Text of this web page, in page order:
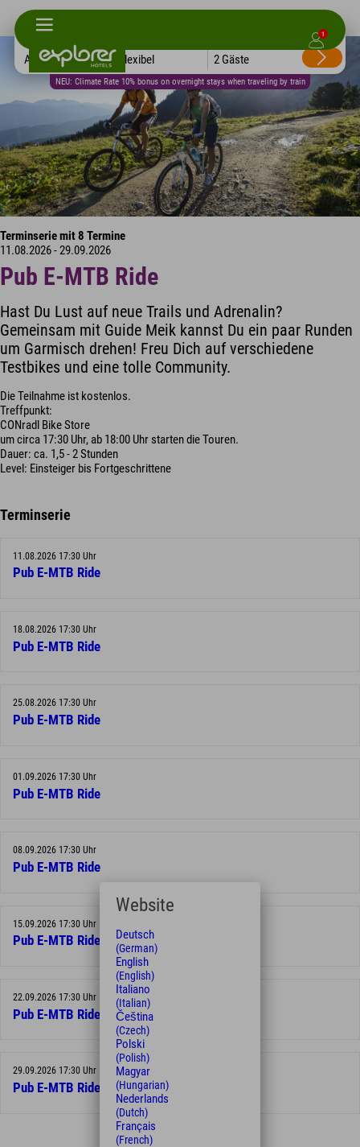
1
NEU: Climate Rate 10% bonus on overnight stays when traveling by train
Alle Hotels Flexibel 2 Gäste
Terminserie mit 8 Termine
11.08.2026 - 29.09.2026
Pub E-MTB Ride
Hast Du Lust auf neue Trails und Adrenalin?
Gemeinsam mit Guide Meik kannst Du ein paar Runden
um Garmisch drehen! Freu Dich auf verschiedene
Testbikes und eine tolle Community.
Die Teilnahme ist kostenlos.
Treffpunkt:
CONradl Bike Store
um circa 17:30 Uhr, ab 18:00 Uhr starten die Touren.
Dauer: ca. 1,5 - 2 Stunden
Level: Einsteiger bis Fortgeschrittene
Terminserie
11.08.2026 17:30 Uhr
Pub E-MTB Ride
18.08.2026 17:30 Uhr
Pub E-MTB Ride
25.08.2026 17:30 Uhr
Pub E-MTB Ride
01.09.2026 17:30 Uhr
Pub E-MTB Ride
08.09.2026 17:30 Uhr
Pub E-MTB Ride
15.09.2026 17:30 Uhr
Pub E-MTB Ride
22.09.2026 17:30 Uhr
Pub E-MTB Ride
29.09.2026 17:30 Uhr
Pub E-MTB Ride
Website
Deutsch
(German)
English
(English)
Italiano
(Italian)
Čeština
(Czech)
Polski
(Polish)
Magyar
(Hungarian)
Nederlands
(Dutch)
Français
(French)